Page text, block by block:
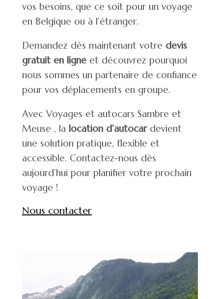
vos besoins, que ce soit pour un voyage
en Belgique ou à l’étranger.
Demandez dès maintenant votre devis
gratuit en ligneet découvrez pourquoi
nous sommes un partenaire de confiance
pour vos déplacements en groupe.
Avec Voyages et autocars Sambre et
Meuse , la location d’autocar devient
une solution pratique, flexible et
accessible. Contactez-nous dès
aujourd’hui pour planifier votre prochain
voyage !
Nous contacter